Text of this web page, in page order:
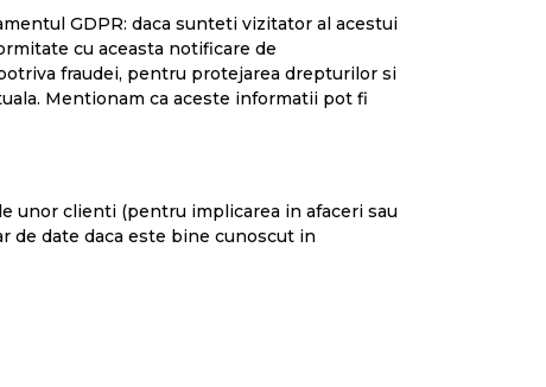
GDPR: daca sunteti vizitator al acestui
cu aceasta notificare de
fraudei, pentru protejarea drepturilor si
Mentionam ca aceste informatii pot fi
unor clienti (pentru implicarea in afaceri sau
de date daca este bine cunoscut in